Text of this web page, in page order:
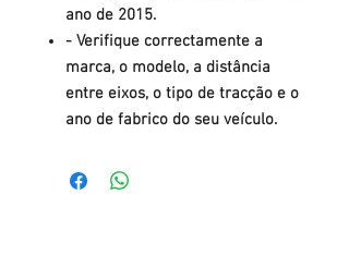
ano de 2015.
- Verifique correctamente a
marca, o modelo, a distância
entre eixos, o tipo de tracção e o
ano de fabrico do seu veículo.